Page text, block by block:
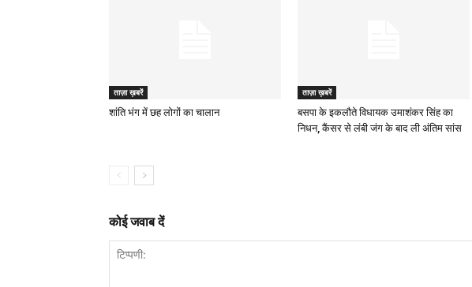
ताज़ा ख़बरें
शांति भंग में छह लोगों का चालान
ताज़ा ख़बरें
बसपा के इकलौते विधायक उमाशंकर सिंह का
निधन, कैंसर से लंबी जंग के बाद ली अंतिम सांस
कोई जवाब दें